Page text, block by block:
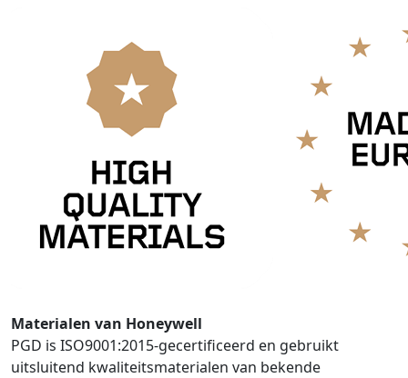
Materialen van Honeywell
PGD is ISO9001:2015-gecertificeerd en gebruikt
uitsluitend kwaliteitsmaterialen van bekende